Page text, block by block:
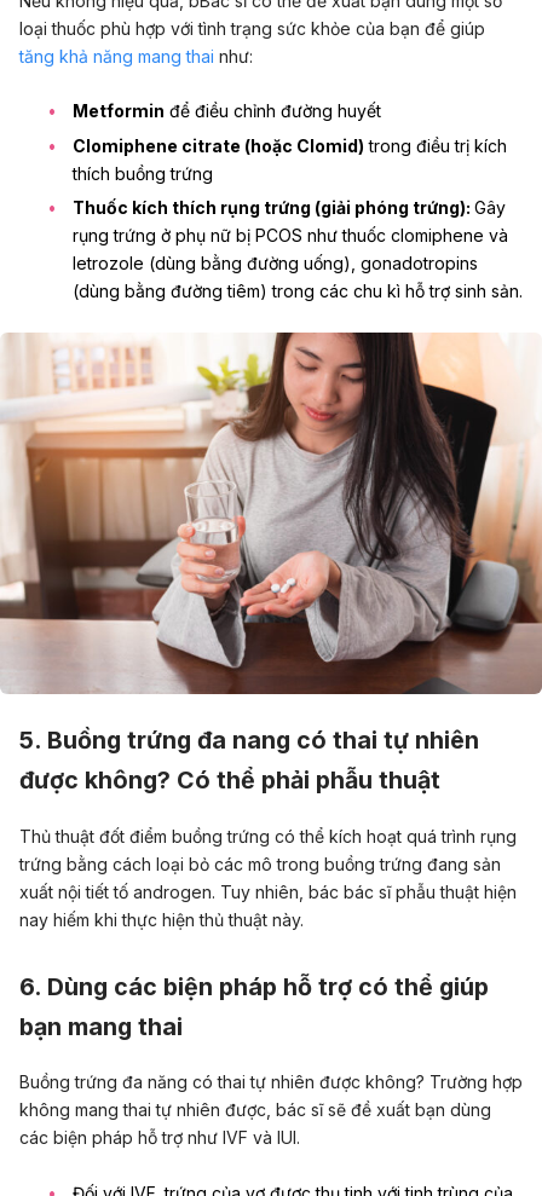
loại thuốc phù hợp với tình trạng sức khỏe của bạn để giúp
tăng khả năng mang thai như:
Metformin để điều chỉnh đường huyết
Clomiphene citrate (hoặc Clomid) trong điều trị kích
thích buồng trứng
Thuốc kích thích rụng trứng (giải phóng trứng): Gây
rụng trứng ở phụ nữ bị PCOS như thuốc clomiphene và
letrozole (dùng bằng đường uống), gonadotropins
(dùng bằng đường tiêm) trong các chu kì hỗ trợ sinh sản.
5. Buồng trứng đa nang có thai tự nhiên
được không? Có thể phải phẫu thuật
Thủ thuật đốt điểm buồng trứng có thể kích hoạt quá trình rụng
trứng bằng cách loại bỏ các mô trong buồng trứng đang sản
xuất nội tiết tố androgen. Tuy nhiên, bác bác sĩ phẫu thuật hiện
nay hiếm khi thực hiện thủ thuật này.
6. Dùng các biện pháp hỗ trợ có thể giúp
bạn mang thai
Buồng trứng đa năng có thai tự nhiên được không? Trường hợp
không mang thai tự nhiên được, bác sĩ sẽ đề xuất bạn dùng
các biện pháp hỗ trợ như IVF và IUI.